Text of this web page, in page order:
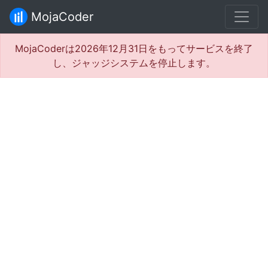
MojaCoder
MojaCoderは2026年12月31日をもってサービスを終了
し、ジャッジシステムを停止します。